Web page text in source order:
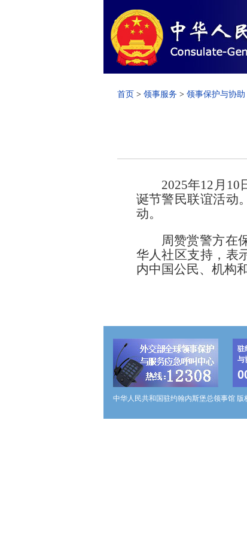
首页 > 领事服务 > 领事保护与协助
2025年12月
诞节警民联谊活动
动。
周赞赏警方在
华人社区支持，表
内中国公民、机构
驻
与
中华人民共和国驻约翰内斯堡总领事馆 版